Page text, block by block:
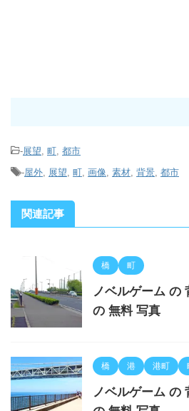
-展望 町 都市
-屋外 展望 町 画像 素材 背景 都市
関連記事
橋 町
ノベルゲーム の
の 無料 写真
橋 港 港町
ノベルゲーム の